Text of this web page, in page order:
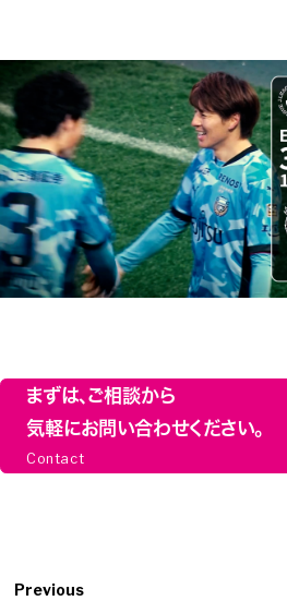
まずは、ご相談から
気軽にお問い合わせください。
Contact
Previous